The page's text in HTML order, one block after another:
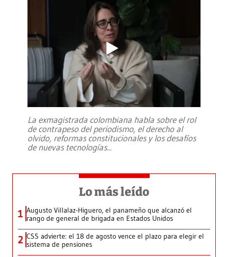
La exmagistrada colombiana habla sobre el rol
de contrapeso del periodismo, el derecho al
olvido, reformas constitucionales y los desafíos
de nuevas tecnologías...
Lo más leído
1 Augusto Villalaz-Higuero, el panameño que alcanzó el
rango de general de brigada en Estados Unidos
2 CSS advierte: el 18 de agosto vence el plazo para elegir el
sistema de pensiones